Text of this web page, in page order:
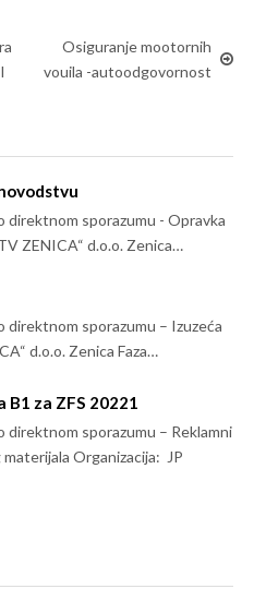
Osiguranje mootornih
vouila -autoodgovornost
sporazumu - Opravka
ZENICA“ d.o.o. Zenica…
sporazumu – Izuzeća
d.o.o. Zenica Faza…
za ZFS 20221
sporazumu – Reklamni
Organizacija: JP